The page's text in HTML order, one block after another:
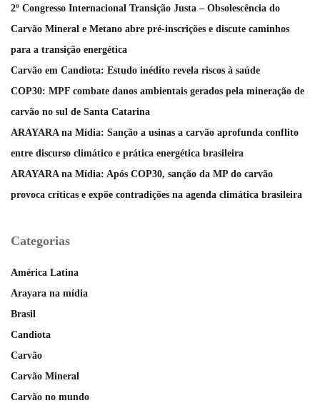
2º Congresso Internacional Transição Justa – Obsolescência do
Carvão Mineral e Metano abre pré-inscrições e discute caminhos
para a transição energética
Carvão em Candiota: Estudo inédito revela riscos à saúde
COP30: MPF combate danos ambientais gerados pela mineração de
carvão no sul de Santa Catarina
ARAYARA na Mídia: Sanção a usinas a carvão aprofunda conflito
entre discurso climático e prática energética brasileira
ARAYARA na Mídia: Após COP30, sanção da MP do carvão
provoca críticas e expõe contradições na agenda climática brasileira
Categorias
América Latina
Arayara na mídia
Brasil
Candiota
Carvão
Carvão Mineral
Carvão no mundo